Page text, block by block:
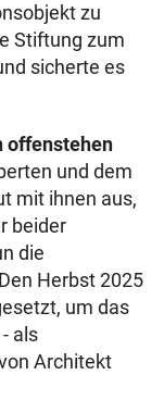
zu
Stiftung zum
sicherte es
offenstehen
und dem
mit ihnen aus,
beider
die
Herbst 2025
um das
als
Architekt